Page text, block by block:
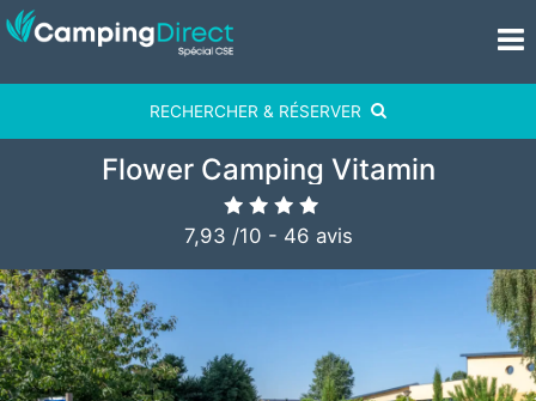
RECHERCHER & RÉSERVER
Flower Camping Vitamin
7,93 /10 - 46 avis